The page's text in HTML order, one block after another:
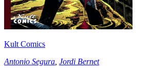
Kult Comics
Antonio Segura Jordi Bernet